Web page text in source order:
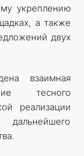
укреплению
а также
двух
взаимная
тесного
реализации